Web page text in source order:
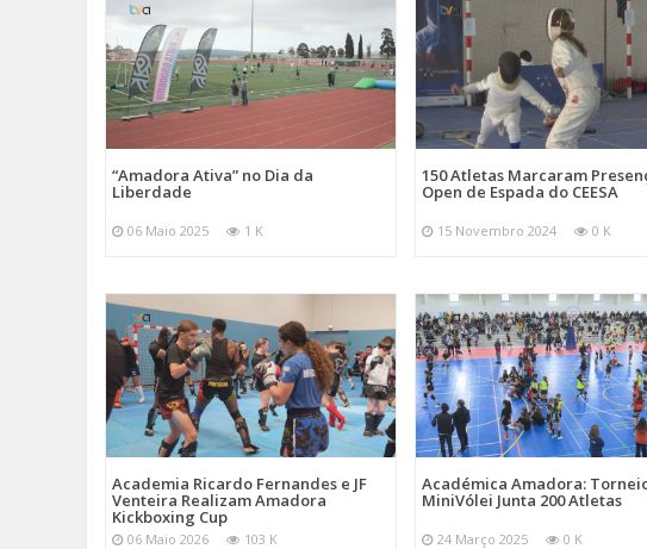
“Amadora Ativa” no Dia da
Liberdade
06 Maio 2025 1 K
150 Atletas Marcaram
Open de Espada do CEESA
15 Novembro 2024 0 K
Academia Ricardo Fernandes e JF
Venteira Realizam Amadora
Kickboxing Cup
06 Maio 2026 103 K
Académica Amadora:
MiniVólei Junta 200 Atletas
24 Março 2025 0 K